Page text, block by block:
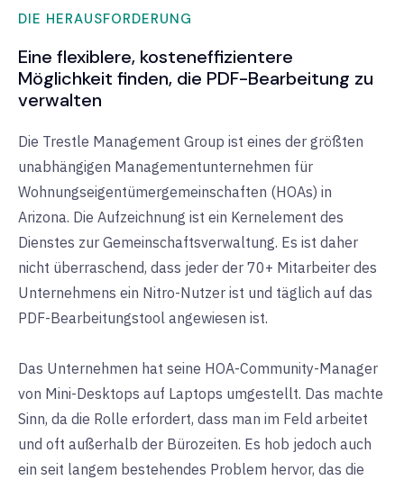
DIE HERAUSFORDERUNG
Eine flexiblere, kosteneffizientere
Möglichkeit finden, die PDF-Bearbeitung zu
verwalten
Die Trestle Management Group ist eines der größten
unabhängigen Managementunternehmen für
Wohnungseigentümergemeinschaften (HOAs) in
Arizona. Die Aufzeichnung ist ein Kernelement des
Dienstes zur Gemeinschaftsverwaltung. Es ist daher
nicht überraschend, dass jeder der 70+ Mitarbeiter des
Unternehmens ein Nitro-Nutzer ist und täglich auf das
PDF-Bearbeitungstool angewiesen ist.
Das Unternehmen hat seine HOA-Community-Manager
von Mini-Desktops auf Laptops umgestellt. Das machte
Sinn, da die Rolle erfordert, dass man im Feld arbeitet
und oft außerhalb der Bürozeiten. Es hob jedoch auch
ein seit langem bestehendes Problem hervor, das die